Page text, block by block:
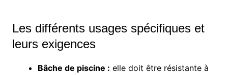
Les différents usages spécifiques et
leurs exigences
Bâche de piscine : elle doit être résistante à